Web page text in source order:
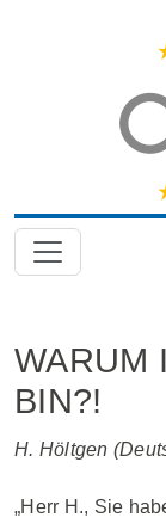
WARUM
BIN?!
H. Höltgen
„Herr H., Sie